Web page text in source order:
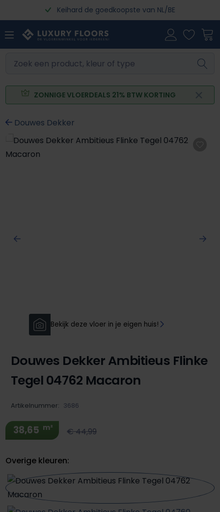
Ga naar de hoofdinhoudKeihard de goedkoopste van NL/BE
ZONNIGE VLOERDEALS 21% BTW KORTING
Douwes Dekker
Afbeeldingengalerij overslaan
Bekijk deze vloer in je eigen huis!
Douwes Dekker Ambitieus Flinke
Tegel 04762 Macaron
Artikelnummer: 3686
38,65 m² € 44,99
Overige kleuren: